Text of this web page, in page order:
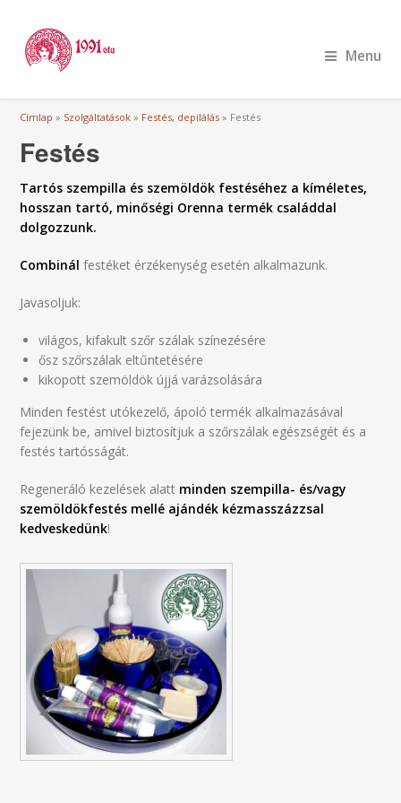
Menu
Jelenlegi hely
Címlap » Szolgáltatások » Festés, depilálás » Festés
Festés
Tartós szempilla és szemöldök festéséhez a kíméletes,
hosszan tartó, minőségi Orenna termék családdal
dolgozzunk.
Combinál festéket érzékenység esetén alkalmazunk.
Javasoljuk:
világos, kifakult szőr szálak színezésére
ősz szőrszálak eltűntetésére
kikopott szemöldök újjá varázsolására
Minden festést utókezelő, ápoló termék alkalmazásával
fejezünk be, amivel biztosítjuk a szőrszálak egészségét és a
festés tartósságát.
Regeneráló kezelések alatt minden szempilla- és/vagy
szemöldökfestés mellé ajándék kézmasszázzsal
kedveskedünk!